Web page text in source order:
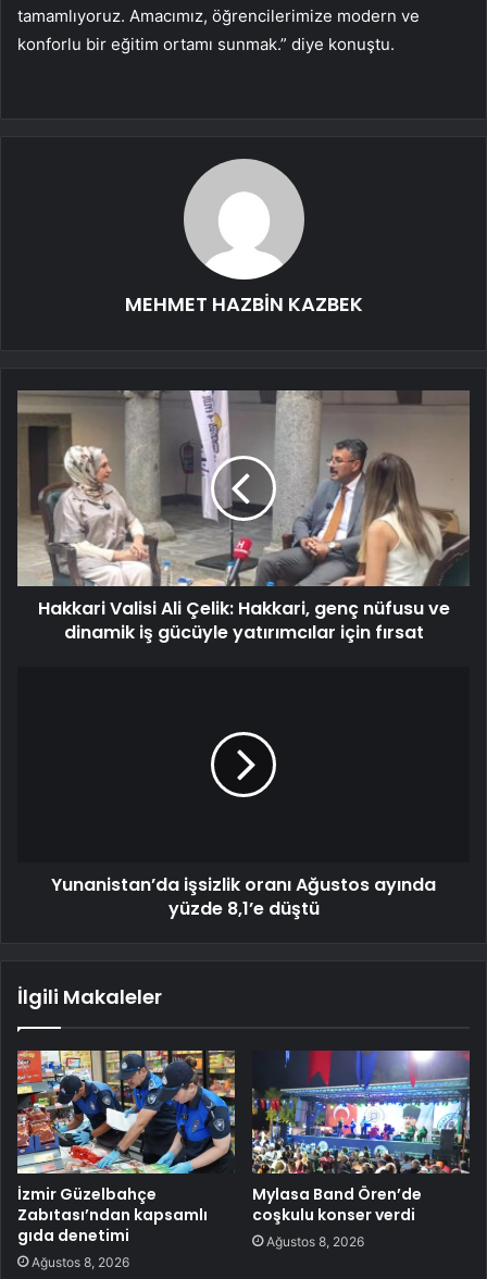
tamamlıyoruz. Amacımız, öğrencilerimize modern ve
konforlu bir eğitim ortamı sunmak.” diye konuştu.
MEHMET HAZBİN KAZBEK
Hakkari Valisi Ali Çelik: Hakkari, genç nüfusu ve
dinamik iş gücüyle yatırımcılar için fırsat
Yunanistan’da işsizlik oranı Ağustos ayında
yüzde 8,1’e düştü
İlgili Makaleler
İzmir Güzelbahçe
Zabıtası’ndan kapsamlı
gıda denetimi
Ağustos 8, 2026
Mylasa Band Ören’de
coşkulu konser verdi
Ağustos 8, 2026